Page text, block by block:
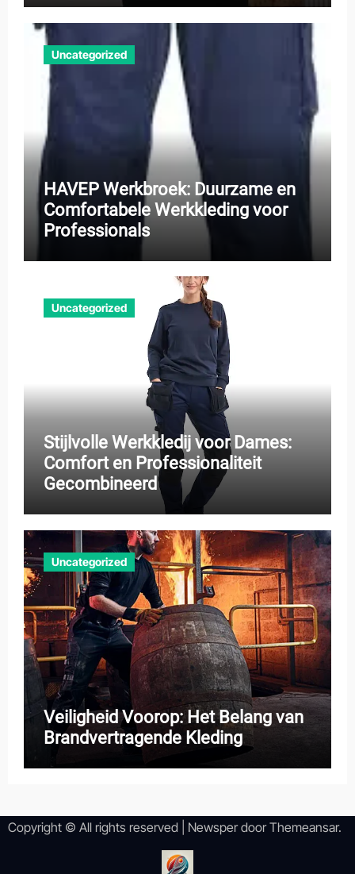
Uncategorized
HAVEP Werkbroek: Duurzame en
Comfortabele Werkkleding voor
Professionals
Uncategorized
Stijlvolle Werkkledij voor Dames:
Comfort en Professionaliteit
Gecombineerd
Uncategorized
Veiligheid Voorop: Het Belang van
Brandvertragende Kleding
Copyright © All rights reserved NewsperdoorThemeansar.